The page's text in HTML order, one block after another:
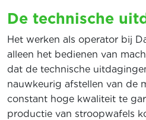
De technische
Het werken als operator bij
alleen het bedienen van
dat de technische
nauwkeurig afstellen van de
constant hoge kwaliteit te
productie van stroopwafels